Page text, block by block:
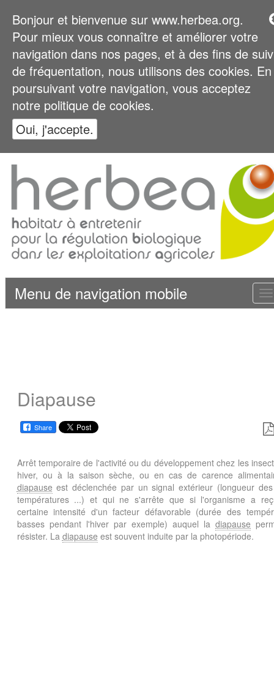
Bonjour et bienvenue sur www.herbea.org.
Pour mieux vous connaître et améliorer votre
navigation dans nos pages, et à des fins de
de fréquentation, nous utilisons des cookies. En
poursuivant votre navigation, vous acceptez
notre politique de cookies.
Oui, j'accepte.
Menu de navigation mobile
Diapause
Share
Arrêt temporaire de l'activité ou du développement chez les
hiver, ou à la saison sèche, ou en cas de carence
diapause est déclenchée par un signal extérieur (longueur
températures ...) et qui ne s'arrête que si l'organisme a
certaine intensité d'un facteur défavorable (durée des
basses pendant l'hiver par exemple) auquel ladiapause
résister. La diapause est souvent induite par la photopériode.